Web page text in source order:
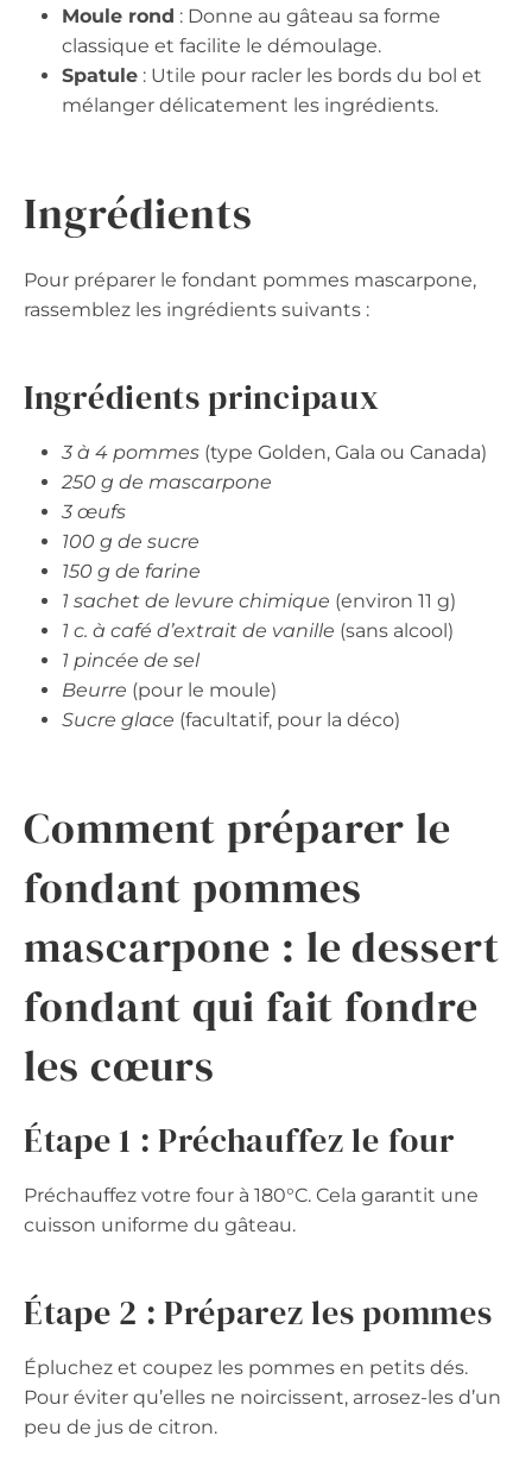
Moule rond : Donne au gâteau sa forme
classique et facilite le démoulage.
Spatule : Utile pour racler les bords du bol et
mélanger délicatement les ingrédients.
Ingrédients
Pour préparer le fondant pommes mascarpone,
rassemblez les ingrédients suivants :
Ingrédients principaux
3 à 4 pommes (type Golden, Gala ou Canada)
250 g de mascarpone
3 œufs
100 g de sucre
150 g de farine
1 sachet de levure chimique (environ 11 g)
1 c. à café d’extrait de vanille (sans alcool)
1 pincée de sel
Beurre (pour le moule)
Sucre glace (facultatif, pour la déco)
Comment préparer le
fondant pommes
mascarpone : le dessert
fondant qui fait fondre
les cœurs
Étape 1 : Préchauffez le four
Préchauffez votre four à 180°C. Cela garantit une
cuisson uniforme du gâteau.
Étape 2 : Préparez les pommes
Épluchez et coupez les pommes en petits dés.
Pour éviter qu’elles ne noircissent, arrosez-les d’un
peu de jus de citron.